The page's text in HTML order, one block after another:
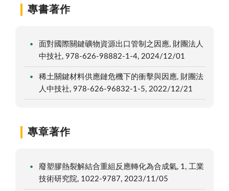
專書著作
面對國際關鍵礦物資源出口管制之因應, 財團法人
中技社, 978-626-98882-1-4, 2024/12/01
稀土關鍵材料供應鏈危機下的衝擊與因應, 財團法
人中技社, 978-626-96832-1-5, 2022/12/21
專章著作
廢塑膠熱裂解結合重組反應轉化為合成氣, 1, 工業
技術研究院, 1022-9787, 2023/11/05